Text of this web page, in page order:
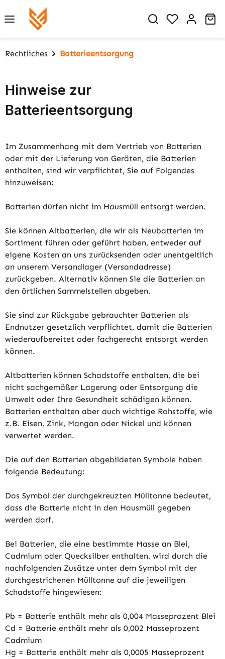
Zum Hauptinhalt springen
Du hast 0
Rechtliches Batterieentsorgung
Hinweise zur
Batterieentsorgung
Im Zusammenhang mit dem Vertrieb von Batterien
oder mit der Lieferung von Geräten, die Batterien
enthalten, sind wir verpflichtet, Sie auf Folgendes
hinzuweisen:
Batterien dürfen nicht im Hausmüll entsorgt werden.
Sie können Altbatterien, die wir als Neubatterien im
Sortiment führen oder geführt haben, entweder auf
eigene Kosten an uns zurücksenden oder unentgeltlich
an unserem Versandlager (Versandadresse)
zurückgeben. Alternativ können Sie die Batterien an
den örtlichen Sammelstellen abgeben.
Sie sind zur Rückgabe gebrauchter Batterien als
Endnutzer gesetzlich verpflichtet, damit die Batterien
wiederaufbereitet oder fachgerecht entsorgt werden
können.
Altbatterien können Schadstoffe enthalten, die bei
nicht sachgemäßer Lagerung oder Entsorgung die
Umwelt oder Ihre Gesundheit schädigen können.
Batterien enthalten aber auch wichtige Rohstoffe, wie
z.B. Eisen, Zink, Mangan oder Nickel und können
verwertet werden.
Die auf den Batterien abgebildeten Symbole haben
folgende Bedeutung:
Das Symbol der durchgekreuzten Mülltonne bedeutet,
dass die Batterie nicht in den Hausmüll gegeben
werden darf.
Bei Batterien, die eine bestimmte Masse an Blei,
Cadmium oder Quecksilber enthalten, wird durch die
nachfolgenden Zusätze unter dem Symbol mit der
durchgestrichenen Mülltonne auf die jeweiligen
Schadstoffe hingewiesen:
Pb = Batterie enthält mehr als 0,004 Masseprozent Blei
Cd = Batterie enthält mehr als 0,002 Masseprozent
Cadmium
Hg = Batterie enthält mehr als 0,0005 Masseprozent